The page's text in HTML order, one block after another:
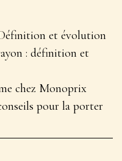
et évolution
: définition et
chez Monoprix
pour la porter